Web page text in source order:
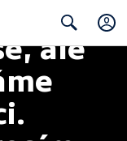
Search
ale